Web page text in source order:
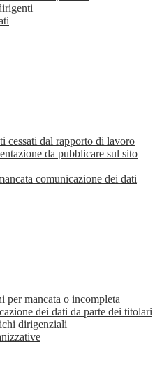
cessati dal rapporto di lavoro
da pubblicare sul sito
comunicazione dei dati
per mancata o incompleta
dei dati da parte dei titolari
dirigenziali